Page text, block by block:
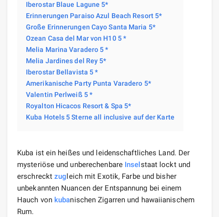
Iberostar Blaue Lagune 5*
Erinnerungen Paraiso Azul Beach Resort 5*
Große Erinnerungen Cayo Santa Maria 5*
Ozean Casa del Mar von H10 5 *
Melia Marina Varadero 5 *
Melia Jardines del Rey 5*
Iberostar Bellavista 5 *
Amerikanische Party Punta Varadero 5*
Valentin Perlweiß 5 *
Royalton Hicacos Resort & Spa 5*
Kuba Hotels 5 Sterne all inclusive auf der Karte
Kuba ist ein heißes und leidenschaftliches Land. Der
mysteriöse und unberechenbare Inselstaat lockt und
erschrecktzugleich mit Exotik, Farbe und bisher
unbekannten Nuancen der Entspannung bei einem
Hauch von kubanischen Zigarren und hawaiianischem
Rum.